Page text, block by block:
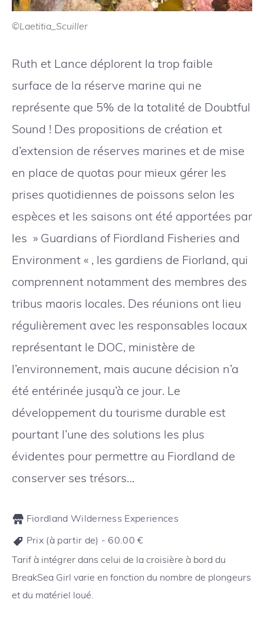
©Laetitia_Scuiller
Ruth et Lance déplorent la trop faible
surface de la réserve marine qui ne
représente que 5% de la totalité de Doubtful
Sound ! Des propositions de création et
d’extension de réserves marines et de mise
en place de quotas pour mieux gérer les
prises quotidiennes de poissons selon les
espèces et les saisons ont été apportées par
les » Guardians of Fiordland Fisheries and
Environment « , les gardiens de Fiorland, qui
comprennent notamment des membres des
tribus maoris locales. Des réunions ont lieu
régulièrement avec les responsables locaux
représentant le DOC, ministère de
l’environnement, mais aucune décision n’a
été entérinée jusqu’à ce jour. Le
développement du tourisme durable est
pourtant l’une des solutions les plus
évidentes pour permettre au Fiordland de
conserver ses trésors…
Fiordland Wilderness Experiences
Prix (à partir de) - 60.00 €
Tarif à intégrer dans celui de la croisière à bord du
BreakSea Girl varie en fonction du nombre de plongeurs
et du matériel loué.